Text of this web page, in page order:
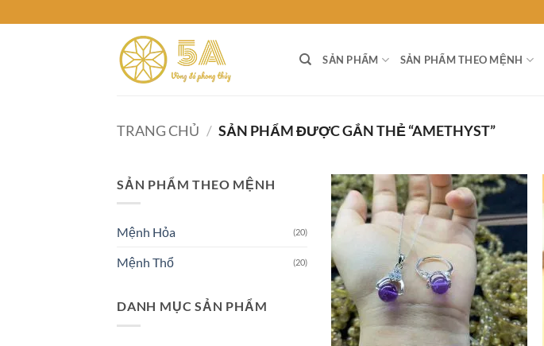
to
SẢN PHẨM SẢN PHẨM THEO MỆNH
TRANG CHỦ / SẢN PHẨM ĐƯỢC GẮN THẺ “AMETHYST”
SẢN PHẨM THEO MỆNH
Mệnh Hỏa (20)
Mệnh Thổ (20)
DANH MỤC SẢN PHẨM